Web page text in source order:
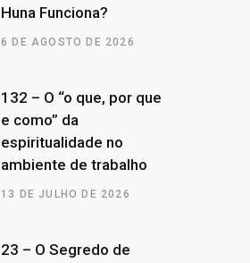
Huna Funciona?
6 DE AGOSTO DE 2026
132 – O “o que, por que
e como” da
espiritualidade no
ambiente de trabalho
13 DE JULHO DE 2026
23 – O Segredo de